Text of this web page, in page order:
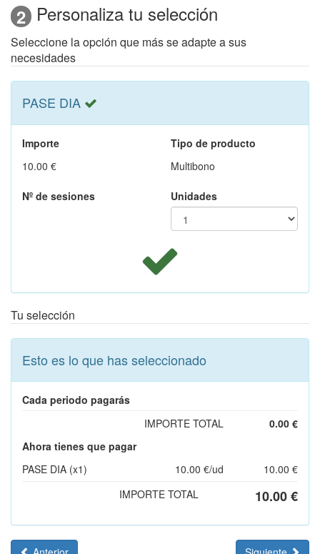
2 Personaliza tu selección
Seleccione la opción que más se adapte a sus
necesidades
PASE DIA
Importe
10.00 €
Tipo de producto
Multibono
Nº de sesiones Unidades
Tu selección
Esto es lo que has seleccionado
Cada periodo pagarás
IMPORTE TOTAL
0.00 €
Ahora tienes que pagar
PASE DIA (x1) 10.00 €/ud
10.00 €
IMPORTE TOTAL
10.00 €